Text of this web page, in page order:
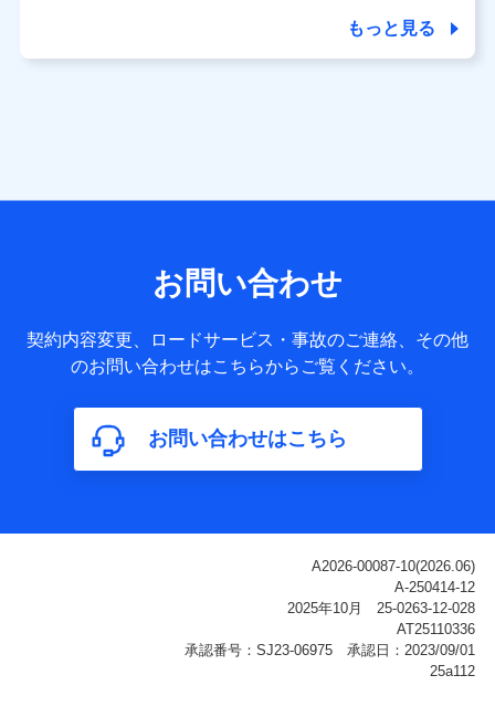
個人データは、こちら の利用目的の範囲内に限って共同利
用します。
サービス提供等を通じて取得した、以下の情報などの個人デ
基本情報
氏名、電話番号、メールアドレス、お客さまの識別子、
属性、連絡先、dポイントサービスのご利用に関する情
構成、住所、dポイント残高、dポイント利用履歴などが
含まれます。
利用情報
ご契約状態・ご利用履歴インターネット利用時の行動に
関する情報、アプリケーション利用時の行動に関する情
報、購入されたサービスや商品の名称・購入場所・決済
に関する情報、アンケートの回答に関する情報などが含
もっと見る
お問い合わせ
契約内容変更、ロードサービス・事故のご連絡、その他
のお問い合わせはこちらからご覧ください。
お問い合わせはこちら